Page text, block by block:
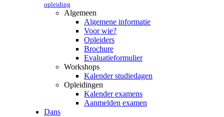
opleiding
Algemeen
Algemene informatie
Voor wie?
Opleiders
Brochure
Evaluatieformulier
Workshops
Kalender studiedagen
Opleidingen
Kalender examens
Aanmelden examen
Dans